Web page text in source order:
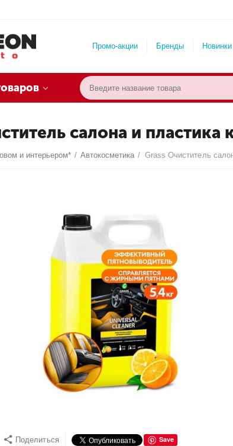
Промо-акции Бренды Новинки
салона и пластика
и интерьером* / Автокосметика /
Поделиться Save